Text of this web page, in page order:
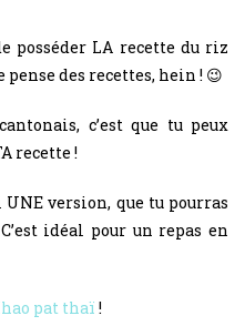
posséder LA recette du riz
pense des recettes, hein ! 😉
c’est que tu peux
recette !
version, que tu pourras
idéal pour un repas en
pat thaï !